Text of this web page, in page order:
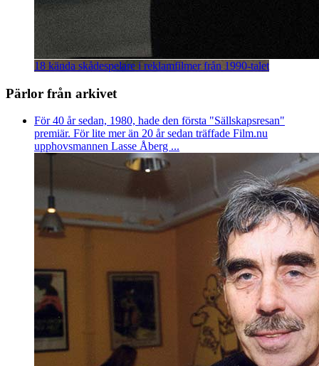
18 kända skådespelare i reklamfilmer från 1990-talet
Pärlor från arkivet
För 40 år sedan, 1980, hade den första "Sällskapsresan"
premiär. För lite mer än 20 år sedan träffade Film.nu
upphovsmannen Lasse Åberg ...